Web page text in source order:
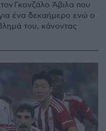
Γκονζάλο Άβιλα που
ένα δεκαήμερο ενώ ο
του, κάνοντας